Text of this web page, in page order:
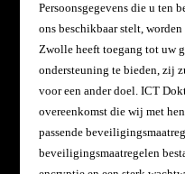
Persoonsgegevens die u ten
ons beschikbaar stelt,
Zwolle heeft toegang tot uw
ondersteuning te bieden, zij
voor een ander doel. ICT
overeenkomst die wij met
passende
beveiligingsmaatregelen